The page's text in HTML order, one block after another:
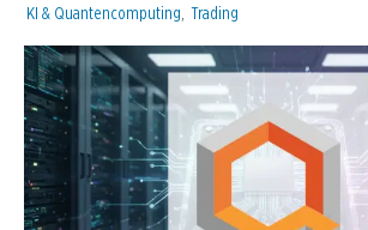
Kategorien:
KI & Quantencomputing Trading